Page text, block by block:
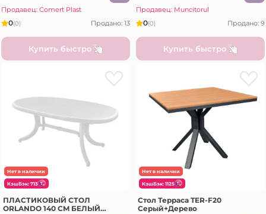
Продавец: Comert Plast
0(0) Продано: 13
Купить быстро
Продавец: Muncitorul
0(0) Продано: 9
Купить быстро
Нет в наличии
КэшБэк: 713
ПЛАСТИКОВЫЙ СТОЛ
ORLANDO 140 CM БЕЛЫЙ
Нет в наличии
КэшБэк: 1125
Стол Терраса TER-F20
Серый+Дерево